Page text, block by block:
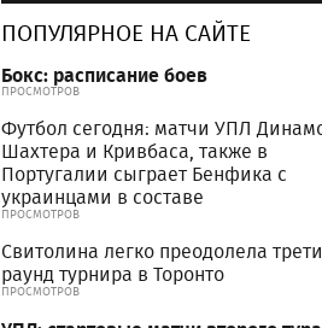
ПОПУЛЯРНОЕ НА САЙТЕ
Бокс: расписание боев
ПРОСМОТРОВ
Футбол сегодня: матчи УПЛ
Шахтера и Кривбаса, также в
Португалии сыграет Бенфика с
украинцами в составе
ПРОСМОТРОВ
Свитолина легко преодолела
раунд турнира в Торонто
ПРОСМОТРОВ